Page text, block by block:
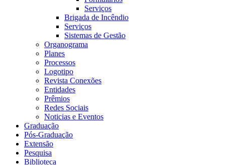
Serviços
Brigada de Incêndio
Serviços
Sistemas de Gestão
Organograma
Planes
Processos
Logotipo
Revista Conexões
Entidades
Prêmios
Redes Sociais
Noticias e Eventos
Graduação
Pós-Graduação
Extensão
Pesquisa
Biblioteca